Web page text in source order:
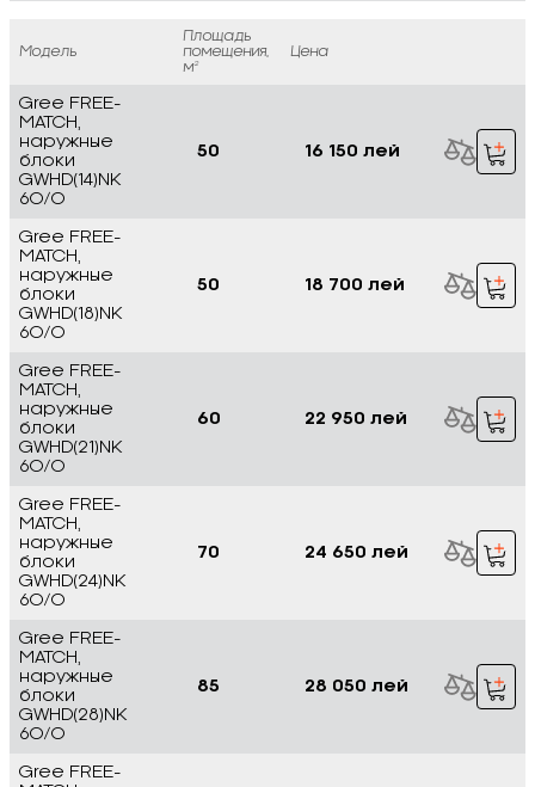
Модель
Площадь
помещения,
м²
Цена
Gree FREE-
MATCH,
наружные
блоки
GWHD(14)NK
6O/O
50 16 150 лей
Gree FREE-
MATCH,
наружные
блоки
GWHD(18)NK
6O/O
50 18 700 лей
Gree FREE-
MATCH,
наружные
блоки
GWHD(21)NK
6O/O
60 22 950 лей
Gree FREE-
MATCH,
наружные
блоки
GWHD(24)NK
6O/O
70 24 650 лей
Gree FREE-
MATCH,
наружные
блоки
GWHD(28)NK
6O/O
85 28 050 лей
Gree FREE-